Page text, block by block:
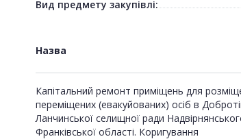
Вид предмету закупівлі:
Назва
Капітальний ремонт приміщень для
переміщених (евакуйованих) осіб в
Ланчинської селищної ради
Франківської області. Коригування